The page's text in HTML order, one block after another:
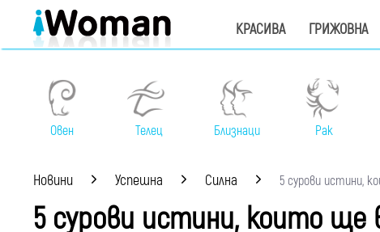
КРАСИВА ГРИЖОВНА
Овен Телец Близнаци Рак
Новини Успешна Силна 5 сурови истини,
5 сурови истини, които ще